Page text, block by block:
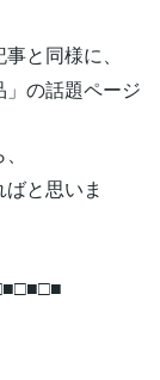
と同様に、
」の話題ページ
と思いま